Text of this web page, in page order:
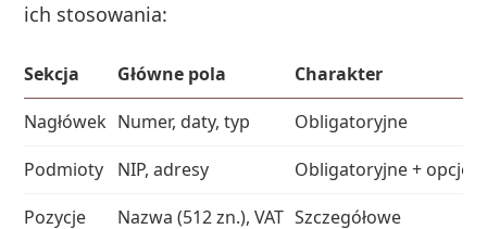
ich stosowania:
Sekcja Główne pola
Charakter
Nagłówek Numer, daty, typ
Obligatoryjne
Podmioty
NIP, adresy
Obligatoryjne +
Pozycje
Nazwa (512 zn.), VAT Szczegółowe